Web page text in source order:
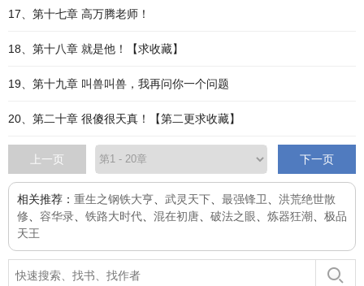
17、第十七章 高万腾老师！
18、第十八章 就是他！【求收藏】
19、第十九章 叫兽叫兽，我再问你一个问题
20、第二十章 很傻很天真！【第二更求收藏】
上一页 下一页
相关推荐： 重生之钢铁大亨 武灵天下 最强锋卫
洪荒绝世散
修
容华录 铁路大时代 混在初唐 破法之眼 炼器狂潮
极品
天王